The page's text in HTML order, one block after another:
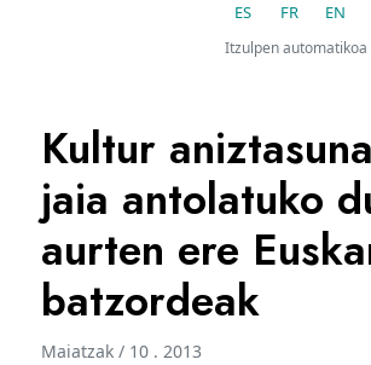
ES FR EN
Itzulpen
Kultur
jaia antolatuko
aurten ere
batzordeak
Maiatzak / 10 . 2013